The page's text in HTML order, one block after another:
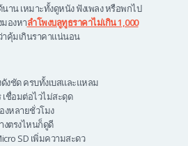
าน เหมาะทั้งดูหนัง ฟังเพลง หรือพกไป
มองหาลําโพงบลูทูธราคาไม่เกิน 1,000
คุ้มเกินราคาแน่นอน
ดังชัด ครบทั้งเบสและแหลม
เชื่อมต่อไวไม่สะดุด
งหลายชั่วโมง
งตรงไหนก็ดูดี
SD เพิ่มความสะดว